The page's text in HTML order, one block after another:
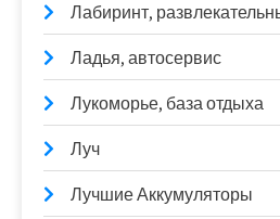
Лабиринт,
Ладья, автосервис
Лукоморье, база отдыха
Луч
Лучшие Аккумуляторы